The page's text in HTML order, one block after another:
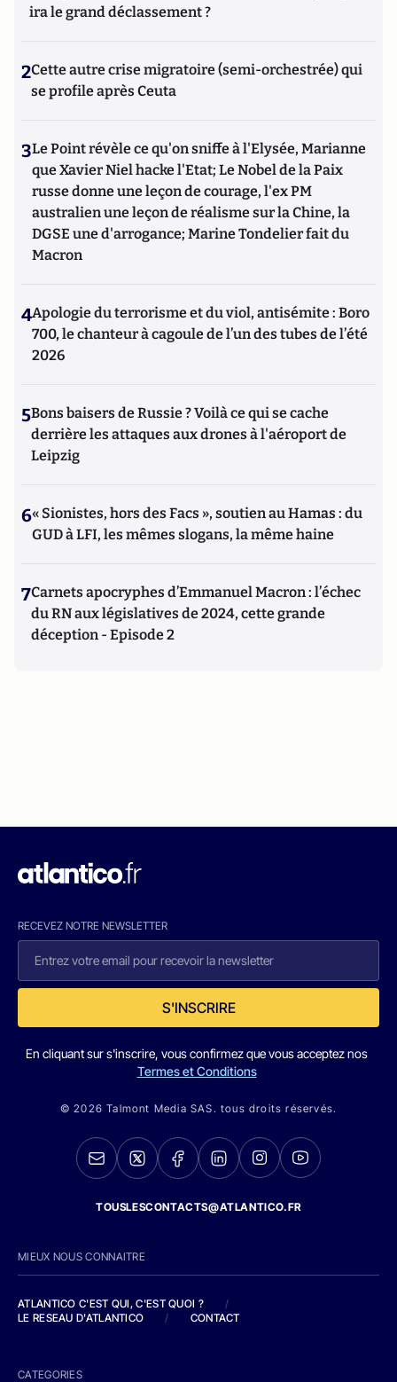
ira le grand déclassement ?
2Cette autre crise migratoire (semi-orchestrée) qui
se profile après Ceuta
3Le Point révèle ce qu'on sniffe à l'Elysée, Marianne
que Xavier Niel hacke l'Etat; Le Nobel de la Paix
russe donne une leçon de courage, l'ex PM
australien une leçon de réalisme sur la Chine, la
DGSE une d'arrogance; Marine Tondelier fait du
Macron
4Apologie du terrorisme et du viol, antisémite : Boro
700, le chanteur à cagoule de l’un des tubes de l’été
2026
5Bons baisers de Russie ? Voilà ce qui se cache
derrière les attaques aux drones à l'aéroport de
Leipzig
6« Sionistes, hors des Facs », soutien au Hamas : du
GUD à LFI, les mêmes slogans, la même haine
7Carnets apocryphes d’Emmanuel Macron : l’échec
du RN aux législatives de 2024, cette grande
déception - Episode 2
RECEVEZ NOTRE NEWSLETTER
S'INSCRIRE
En cliquant sur s'inscrire, vous confirmez que vous acceptez nos
Termes et Conditions
© 2026 Talmont Media SAS. tous droits réservés.
TOUSLESCONTACTS@ATLANTICO.FR
MIEUX NOUS CONNAITRE
ATLANTICO C'EST QUI, C'EST QUOI ?
/
LE RESEAU D'ATLANTICO
/ CONTACT
CATEGORIES